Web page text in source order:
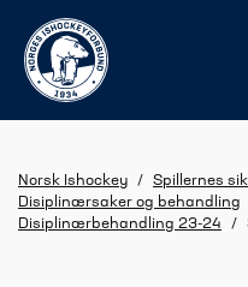
Norsk Ishockey / Spillernes
Disiplinærsaker og behandling
Disiplinærbehandling 23-24
/